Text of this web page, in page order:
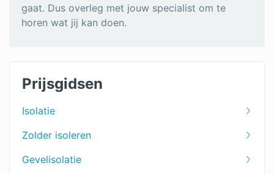
gaat. Dus overleg met jouw specialist om te
horen wat jij kan doen.
Prijsgidsen
Isolatie
Zolder isoleren
Gevelisolatie